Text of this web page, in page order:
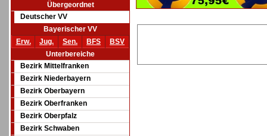
Übergeordnet
Deutscher VV
Bayerischer VV
Erw.
Jug. Sen. BFS
BSV
Unterbereiche
Bezirk Mittelfranken
Bezirk Niederbayern
Bezirk Oberbayern
Bezirk Oberfranken
Bezirk Oberpfalz
Bezirk Schwaben